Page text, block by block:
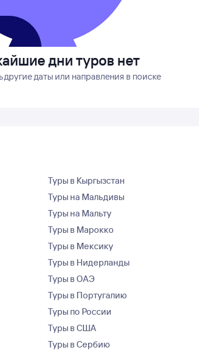
дни туров нет
даты или направления в поиске
Туры в Кыргызстан
Туры на Мальдивы
Туры на Мальту
Туры в Марокко
Туры в Мексику
Туры в Нидерланды
Туры в ОАЭ
Туры в Португалию
Туры по России
Туры в США
Туры в Сербию